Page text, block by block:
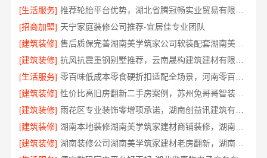
[生活服务]
[招商加盟] 天宁家庭装修公司推荐-宜居佳专业团队
[建筑装修]
售后质保完善湖南美学筑家公司软装配套湖南美学筑家
[建筑装修]
[生活服务]
[建筑装修]
性价比高旧房翻新二手房案例，苏州兔哥哥智装新材料
[建筑装修]
[建筑装修]
湖南本地装修湖南美学筑家建材商铺装修，湖南美学筑家建材高效交付
[建筑装修]
湖南装修公司湖南美学筑家建材老房翻新，湖南美学筑家建材让旧房焕新